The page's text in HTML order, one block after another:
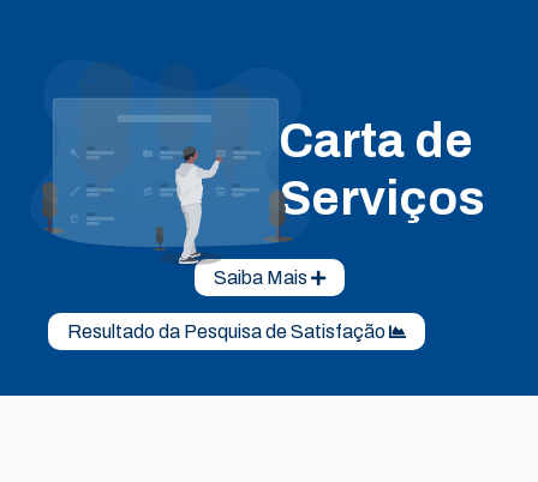
Carta de
Serviços
Saiba Mais
Resultado da Pesquisa de Satisfação